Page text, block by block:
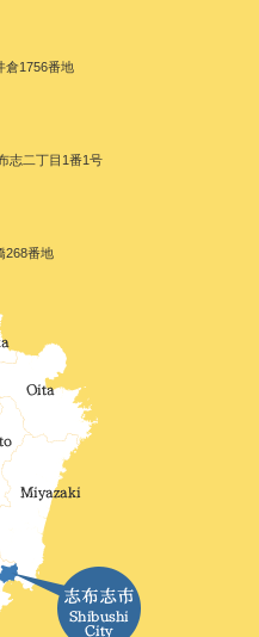
倉1756番地
志二丁目1番1号
268番地